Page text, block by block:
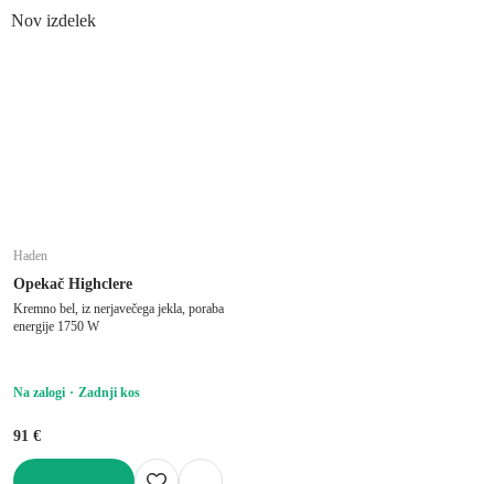
Nov izdelek
Haden
Opekač Highclere
Kremno bel, iz nerjavečega jekla, poraba
energije 1750 W
Na zalogi Zadnji kos
91 €